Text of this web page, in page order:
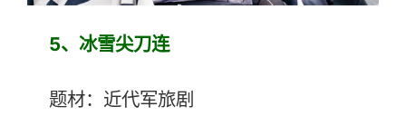
5、冰雪尖刀连
题材：近代军旅剧